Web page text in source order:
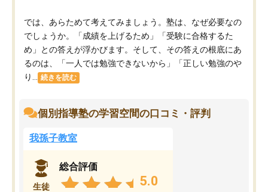
では、あらためて考えてみましょう。塾は、なぜ必要なの
でしょうか。「成績を上げるため」「受験に合格するた
め」との答えが浮かびます。そして、その答えの根底にあ
るのは、「一人では勉強できないから」「正しい勉強のや
り...
続きを読む
個別指導塾の学習空間の口コミ・評判
我孫子教室
生徒
総合評価
5.0